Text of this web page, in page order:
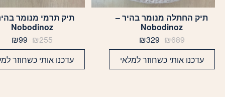
תיק החתלה מנומר בהיר –
Nobodinoz
₪689
המחיר
המקורי
היה:
₪689.
₪329
הנוכחי
הוא:
₪329.
עדכנו אותי כשחוזר למלאי
תיק תרמי מנומר
Nobodinoz
₪255
המחיר
המקורי
היה:
₪255.
₪99
עדכנו אותי כשחוזר